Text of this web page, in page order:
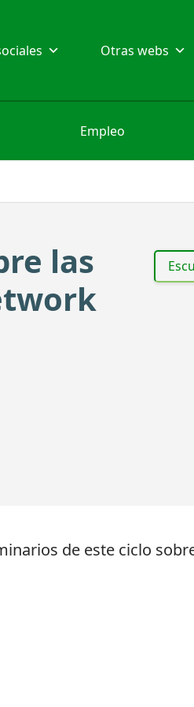
Otras webs
Empleo
las
de este ciclo